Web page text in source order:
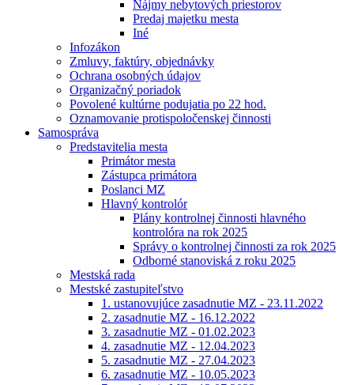
Nájmy nebytových priestorov
Predaj majetku mesta
Iné
Infozákon
Zmluvy, faktúry, objednávky
Ochrana osobných údajov
Organizačný poriadok
Povolené kultúrne podujatia po 22 hod.
Oznamovanie protispoločenskej činnosti
Samospráva
Predstavitelia mesta
Primátor mesta
Zástupca primátora
Poslanci MZ
Hlavný kontrolór
Plány kontrolnej činnosti hlavného
kontrolóra na rok 2025
Správy o kontrolnej činnosti za rok 2025
Odborné stanoviská z roku 2025
Mestská rada
Mestské zastupiteľstvo
1. ustanovujúce zasadnutie MZ - 23.11.2022
2. zasadnutie MZ - 16.12.2022
3. zasadnutie MZ - 01.02.2023
4. zasadnutie MZ - 12.04.2023
5. zasadnutie MZ - 27.04.2023
6. zasadnutie MZ - 10.05.2023